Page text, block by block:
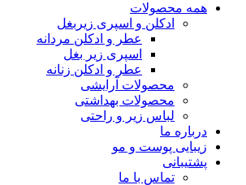
همه محصولات
ادکلن و اسپری زیربغل
عطر و ادکلن مردانه
اسپری زیر بغل
عطر و ادکلن زنانه
محصولات آرایشی
محصولات بهداشتی
لباس زیر و راحتی
درباره ما
زیبایی پوست و مو
پشتیبانی
تماس با ما